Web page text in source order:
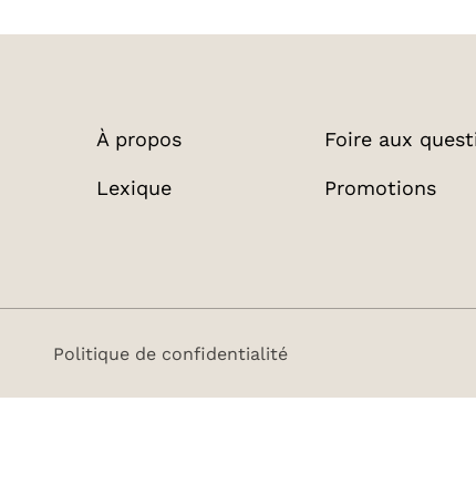
À propos Foire aux
Lexique Promotions
Politique de confidentialité